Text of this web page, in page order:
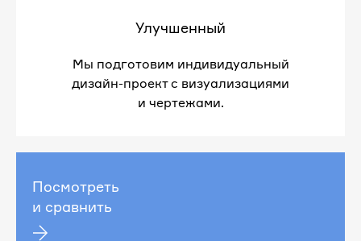
Улучшенный
Мы подготовим индивидуальный
дизайн-проект с визуализациями
и чертежами.
Посмотреть
и сравнить